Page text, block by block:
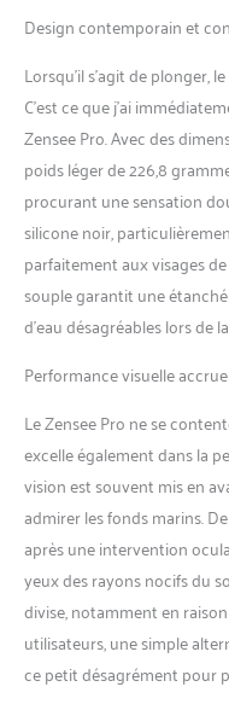
Design contemporain et
Lorsqu’il s’agit de plonger,
C’est ce que j’ai
Zensee Pro. Avec des
poids léger de 226,8
procurant une sensation
silicone noir,
parfaitement aux visages
souple garantit une
d’eau désagréables lors de
Performance visuelle accrue
Le Zensee Pro ne se
excelle également dans la
vision est souvent mis en
admirer les fonds marins.
après une intervention
yeux des rayons nocifs du
divise, notamment en
utilisateurs, une simple
ce petit désagrément pour